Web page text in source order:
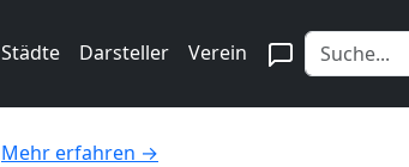
Städte Darsteller Verein
Mehr erfahren →